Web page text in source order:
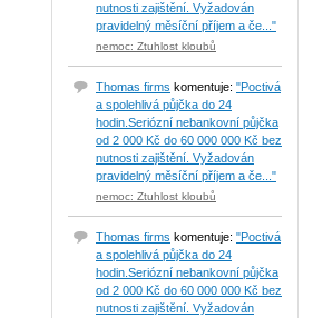
nutnosti zajištění. Vyžadován
pravidelný měsíční příjem a če..."
nemoc: Ztuhlost kloubů
Thomas firms komentuje: "Poctivá
a spolehlivá půjčka do 24
hodin.Seriózní nebankovní půjčka
od 2 000 Kč do 60 000 000 Kč bez
nutnosti zajištění. Vyžadován
pravidelný měsíční příjem a če..."
nemoc: Ztuhlost kloubů
Thomas firms komentuje: "Poctivá
a spolehlivá půjčka do 24
hodin.Seriózní nebankovní půjčka
od 2 000 Kč do 60 000 000 Kč bez
nutnosti zajištění. Vyžadován